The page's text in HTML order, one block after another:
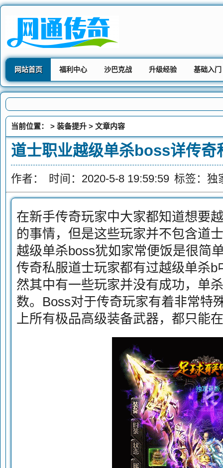
网站首页 福利中心 沙巴克战 升级经验 基础入门
当前位置： > 装备提升 > 文章内容
道士职业越级单杀boss详传奇
作者： 时间：2020-5-8 19:59:59 标签： 独
在新手传奇玩家中大家都知道想要
的事情，但是这些玩家并不包含道
越级单杀boss犹如家常便饭是很简
传奇私服道士玩家都有过越级单杀
然其中有一些玩家并没有成功，单
数。Boss对于传奇玩家有着非常特
上所有极品高级装备武器，都只能